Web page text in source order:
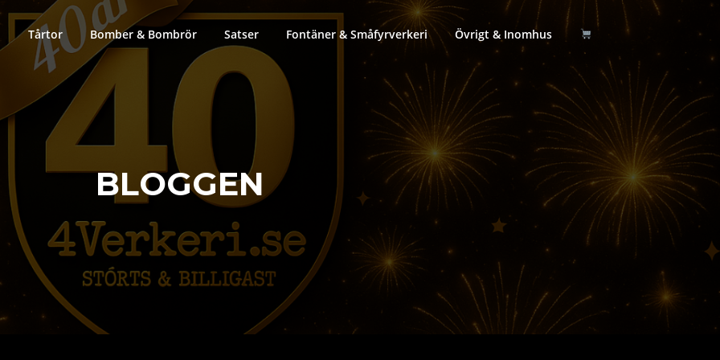
Tårtor Bomber & Bombrör Satser Fontäner & Småfyrverkeri Övrigt & Inomhus
BLOGGEN